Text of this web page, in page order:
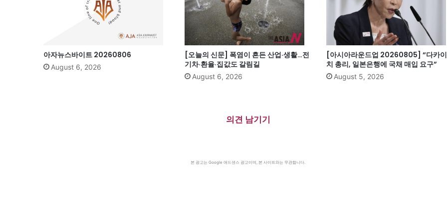
아자뉴스바이트 20260806
August 6, 2026
[오늘의 신문] 폭염이 흔든 산업·생활…전
기차·환율·집값도 갈림길
August 6, 2026
[아시아라운드업 20260805] “다카이
치 총리, 일본은행에 국채 매입 요구”
August 5, 2026
의견 남기기
본 광고는 Google 애드센스 광고이며, 본 사이트와는 무관합니다.